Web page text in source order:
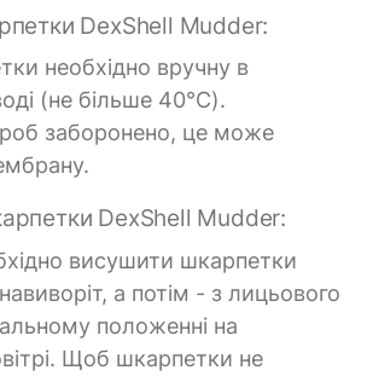
DexShell Mudder:
необхідно вручну в
(не більше 40°C).
заборонено, це може
DexShell Mudder:
висушити шкарпетки
а потім - з лицьового
положенні на
Щоб шкарпетки не